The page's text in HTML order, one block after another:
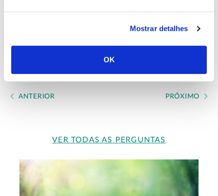
Mostrar detalhes
OK
ANTERIOR PRÓXIMO
VER TODAS AS PERGUNTAS